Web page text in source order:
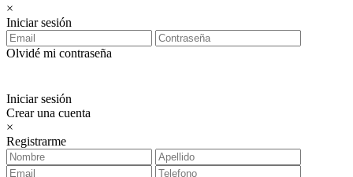
×
Iniciar sesión
Olvidé mi contraseña
Iniciar sesión
Crear una cuenta
×
Registrarme